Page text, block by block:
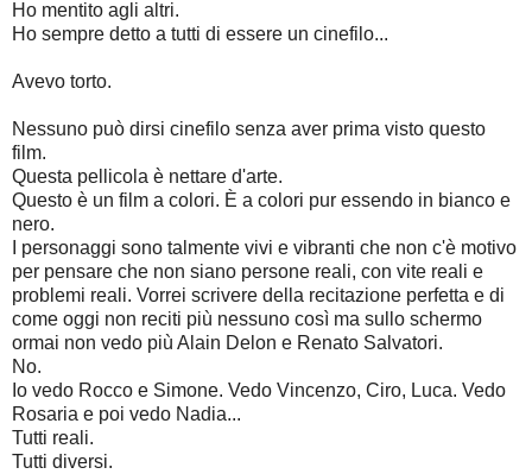
Ho mentito agli altri.
Ho sempre detto a tutti di essere un cinefilo...
Avevo torto.
Nessuno può dirsi cinefilo senza aver prima visto questo
film.
Questa pellicola è nettare d'arte.
Questo è un film a colori. È a colori pur essendo in bianco e
nero.
I personaggi sono talmente vivi e vibranti che non c'è motivo
per pensare che non siano persone reali, con vite reali e
problemi reali. Vorrei scrivere della recitazione perfetta e di
come oggi non reciti più nessuno così ma sullo schermo
ormai non vedo più Alain Delon e Renato Salvatori.
No.
Io vedo Rocco e Simone. Vedo Vincenzo, Ciro, Luca. Vedo
Rosaria e poi vedo Nadia...
Tutti reali.
Tutti diversi.